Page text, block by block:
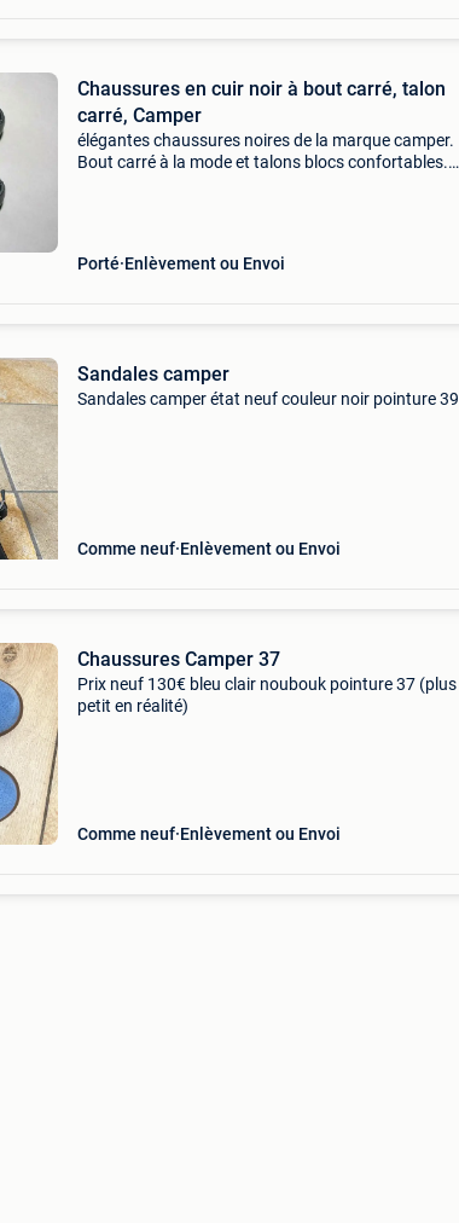
Chaussures en cuir noir à bout carré, talon
carré, Camper
élégantes chaussures noires de la marque camper.
Bout carré à la mode et talons blocs confortables.
Porté Enlèvement ou Envoi
Sandales camper
Sandales camper état neuf couleur noir pointure 39
Comme neuf Enlèvement ou Envoi
Chaussures Camper 37
Prix neuf 130€ bleu clair noubouk pointure 37 (plus
petit en réalité)
Comme neuf Enlèvement ou Envoi